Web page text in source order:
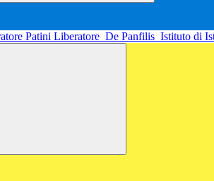
Patini Liberatore De Panfilis Istituto di